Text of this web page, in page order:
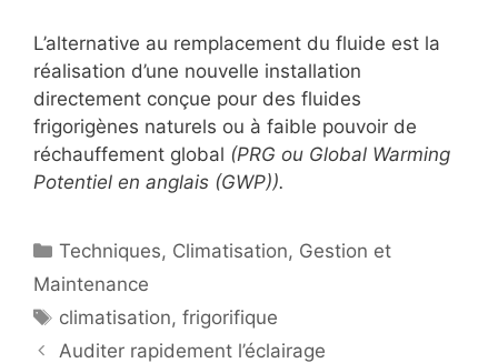
L’alternative au remplacement du fluide est la
réalisation d’une nouvelle installation
directement conçue pour des fluides
frigorigènes naturels ou à faible pouvoir de
réchauffement global (PRG ou Global Warming
Potentiel en anglais (GWP)).
Catégories
Techniques, Climatisation, Gestion et
Maintenance
Étiquettes
climatisation,frigorifique
Auditer rapidement l’éclairage